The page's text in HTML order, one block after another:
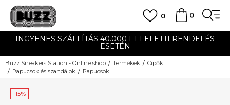
0
0
INGYENES SZÁLLÍTÁS 40.000 FT FELETTI RENDELÉS
ESETÉN
Buzz Sneakers Station - Online shop Termékek
Cipők
Papucsok és szandálok
Papucsok
-15%